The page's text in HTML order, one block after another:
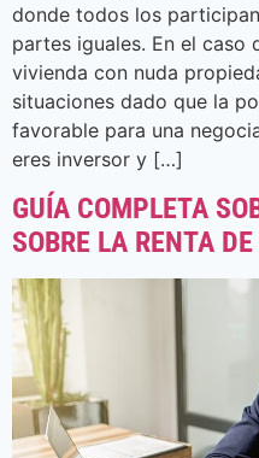
donde todos los
partes iguales. En el caso
vivienda con nuda
situaciones dado que la
favorable para una
eres inversor y […]
GUÍA COMPLETA
SOBRE LA RENTA